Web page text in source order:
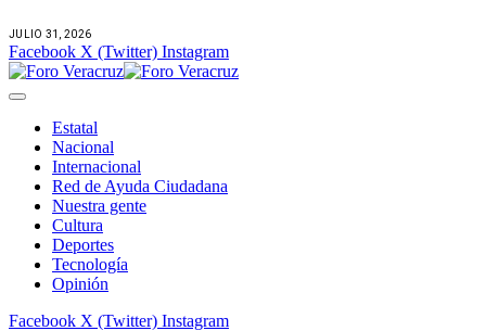
JULIO 31, 2026
Facebook X (Twitter) Instagram
Estatal
Nacional
Internacional
Red de Ayuda Ciudadana
Nuestra gente
Cultura
Deportes
Tecnología
Opinión
Facebook X (Twitter) Instagram